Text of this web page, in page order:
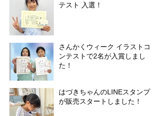
テスト 入選！
さんかくウィーク イラストコ
ンテストで2名が入賞しまし
た！
はづきちゃんのLINEスタンプ
が販売スタートしました！